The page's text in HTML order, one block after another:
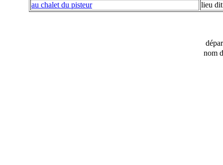
au chalet du pisteur
lieu
nom